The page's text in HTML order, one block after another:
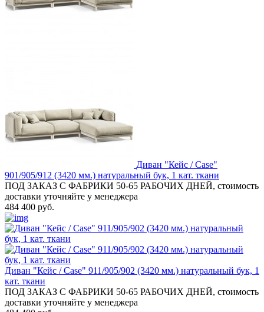
Диван "Кейс / Case"
901/905/912 (3420 мм.) натуральный бук, 1 кат. ткани
ПОД ЗАКАЗ С ФАБРИКИ 50-65 РАБОЧИХ ДНЕЙ, стоимость
доставки уточняйте у менеджера
484 400 руб.
Диван "Кейс / Case" 911/905/902 (3420 мм.) натуральный бук, 1
кат. ткани
ПОД ЗАКАЗ С ФАБРИКИ 50-65 РАБОЧИХ ДНЕЙ, стоимость
доставки уточняйте у менеджера